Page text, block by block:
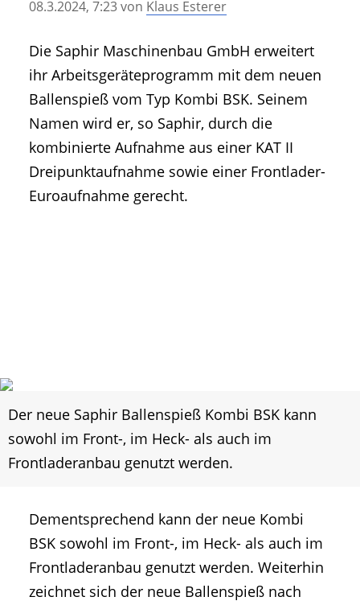
• Geschichte und Geschichten
• Mitteilung der Redaktion
• Agritechnica Neuheiten Archiv
• Artikel nach Hersteller/Marke
08.3.2024, 7:23von Klaus Esterer
Die Saphir Maschinenbau GmbH erweitert
ihr Arbeitsgeräteprogramm mit dem neuen
Ballenspieß vom Typ Kombi BSK. Seinem
Namen wird er, so Saphir, durch die
kombinierte Aufnahme aus einer KAT II
Dreipunktaufnahme sowie einer Frontlader-
Euroaufnahme gerecht.
Der neue Saphir Ballenspieß Kombi BSK kann
sowohl im Front-, im Heck- als auch im
Frontladeranbau genutzt werden.
Dementsprechend kann der neue Kombi
BSK sowohl im Front-, im Heck- als auch im
Frontladeranbau genutzt werden. Weiterhin
zeichnet sich der neue Ballenspieß nach